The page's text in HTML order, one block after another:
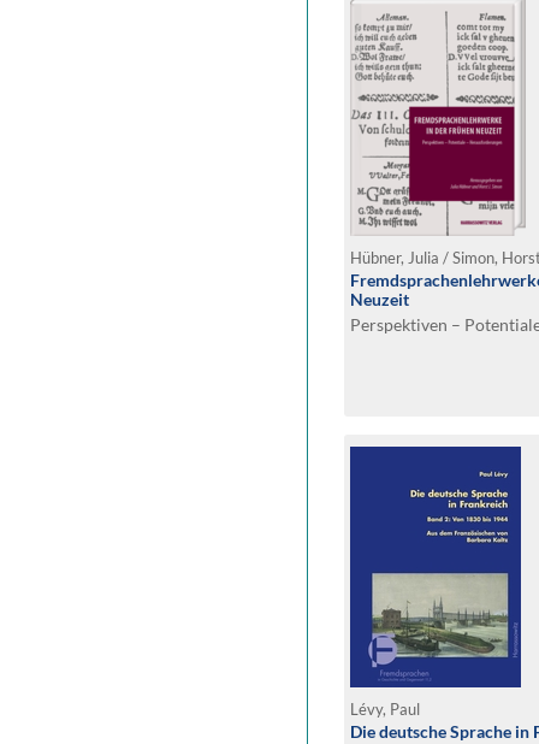
Hübner, Julia / Simon,
Neuzeit
Perspektiven –
Lévy, Paul
Die deutsche Sprache in